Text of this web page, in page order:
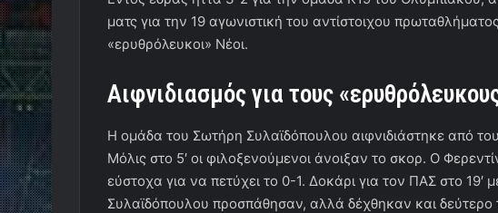
ματς για την 19 αγωνιστική του αντίστοιχου
«ερυθρόλευκοι» Νέοι.
Αιφνιδιασμός για τους
Η ομάδα του Σωτήρη Συλαϊδόπουλου αιφνιδιάστηκε από
Μόλις στο 5′ οι φιλοξενούμενοι άνοιξαν το σκορ. Ο
εύστοχα για να πετύχει το 0-1. Δοκάρι για τον ΠΑΣ στο 19′
Συλαϊδόπουλου προσπάθησαν, αλλά δέχθηκαν και